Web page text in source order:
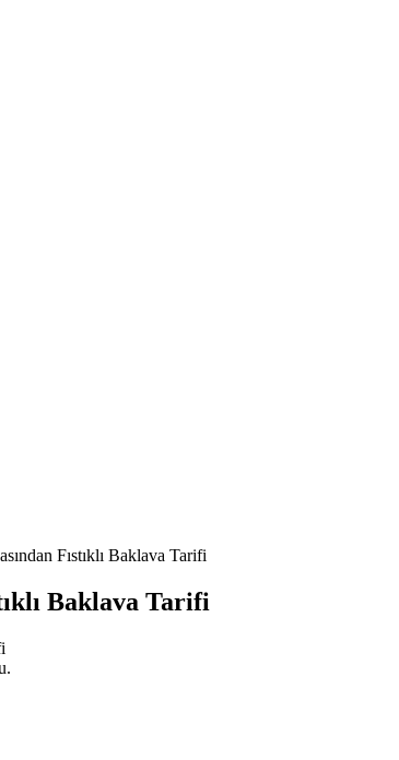
Fıstıklı Baklava Tarifi
Baklava Tarifi